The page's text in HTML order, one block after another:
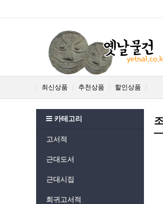
최신상품 추천상품 할인상품
카테고리
고서적
근대도서
근대시집
희귀고서적